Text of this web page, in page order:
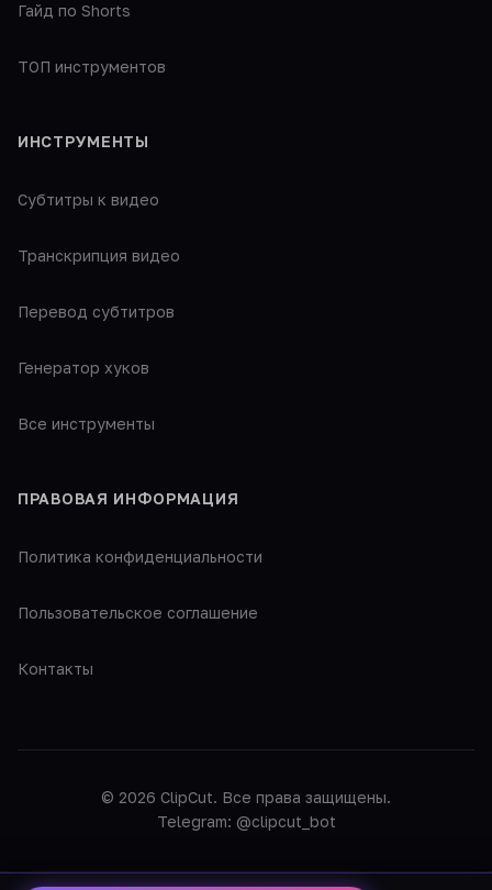
Гайд по Shorts
ТОП инструментов
ИНСТРУМЕНТЫ
Субтитры к видео
Транскрипция видео
Перевод субтитров
Генератор хуков
Все инструменты
ПРАВОВАЯ ИНФОРМАЦИЯ
Политика конфиденциальности
Пользовательское соглашение
Контакты
© 2026 ClipCut. Все права защищены.
Telegram: @clipcut_bot